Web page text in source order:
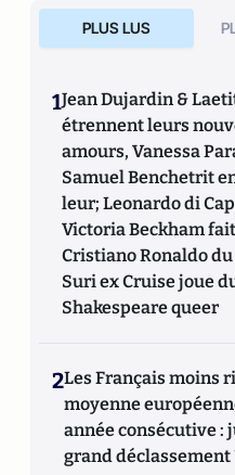
PLUS LUS
1Jean Dujardin &
étrennent leurs
amours, Vanessa
Samuel Benchetrit
leur; Leonardo di
Victoria Beckham
Cristiano Ronaldo
Suri ex Cruise joue
Shakespeare queer
2Les Français moins
moyenne
année consécutive :
grand déclassement